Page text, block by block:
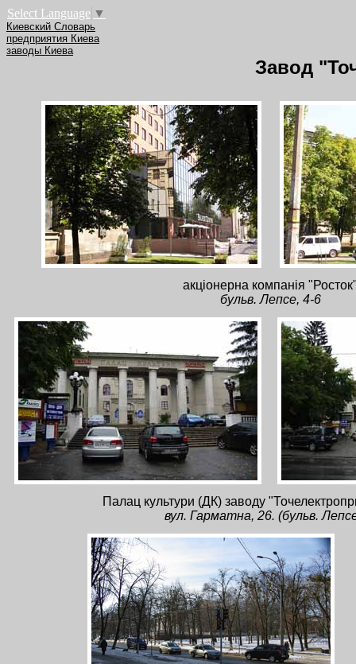
Select Language ▼
Киевский Словарь
предприятия Киева
заводы Киева
Завод
акціонерна компанія
бульв. Лепсе, 4-6
Палац культури (ДК) заводу
вул. Гарматна, 26. (бульв.